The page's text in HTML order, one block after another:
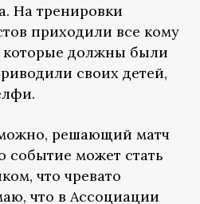
На тренировки
приходили все кому
должны были
своих детей,
решающий матч
событие может стать
что чревато
что в Ассоциации